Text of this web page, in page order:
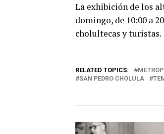
La exhibición de los
domingo, de 10:00 a
cholultecas y turistas.
RELATED TOPICS:
SAN PEDRO CHOLULA